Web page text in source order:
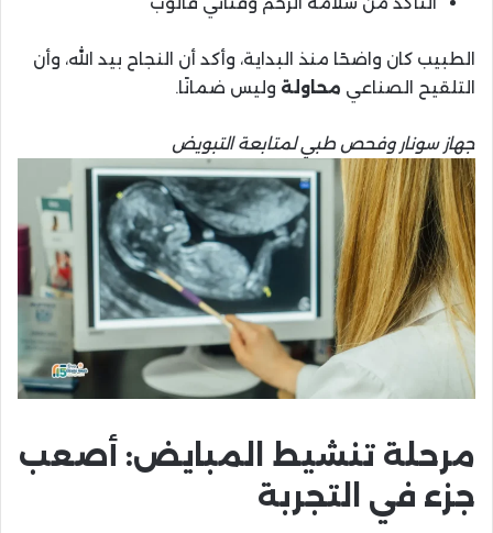
الطبيب كان واضحًا منذ البداية، وأكد أن النجاح بيد الله، وأن
التلقيح الصناعي محاولة وليس ضمانًا.
جهاز سونار وفحص طبي لمتابعة التبويض
مرحلة تنشيط المبايض: أصعب
جزء في التجربة